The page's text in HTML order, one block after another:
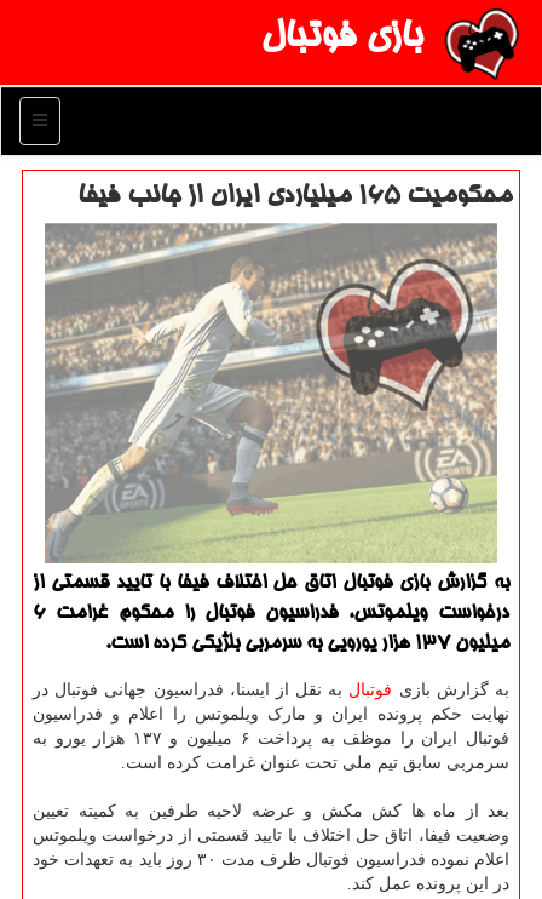
بازی فوتبال
منو
محكومیت ۱۶۵ میلیاردی ایران از جانب فیفا
به گزارش بازی فوتبال اتاق حل اختلاف فیفا با تایید قسمتی از
درخواست ویلموتس، فدراسیون فوتبال را محكوم غرامت ۶
میلیون ۱۳۷ هزار یورویی به سرمربی بلژیكی كرده است.
به گزارش بازی فوتبال به نقل از ایسنا، فدراسیون جهانی فوتبال در
نهایت حکم پرونده ایران و مارک ویلموتس را اعلام و فدراسیون
فوتبال ایران را موظف به پرداخت ۶ میلیون و ۱۳۷ هزار یورو به
سرمربی سابق تیم ملی تحت عنوان غرامت کرده است.
بعد از ماه ها کش مکش و عرضه لاحیه طرفین به کمیته تعیین
وضعیت فیفا، اتاق حل اختلاف با تایید قسمتی از درخواست ویلموتس
اعلام نموده فدراسیون فوتبال ظرف مدت ۳۰ روز باید به تعهدات خود
در این پرونده عمل کند.